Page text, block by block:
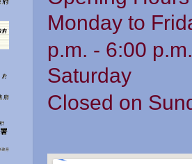
Monday to
p.m. - 6:00 p.m.
Saturday
Closed on